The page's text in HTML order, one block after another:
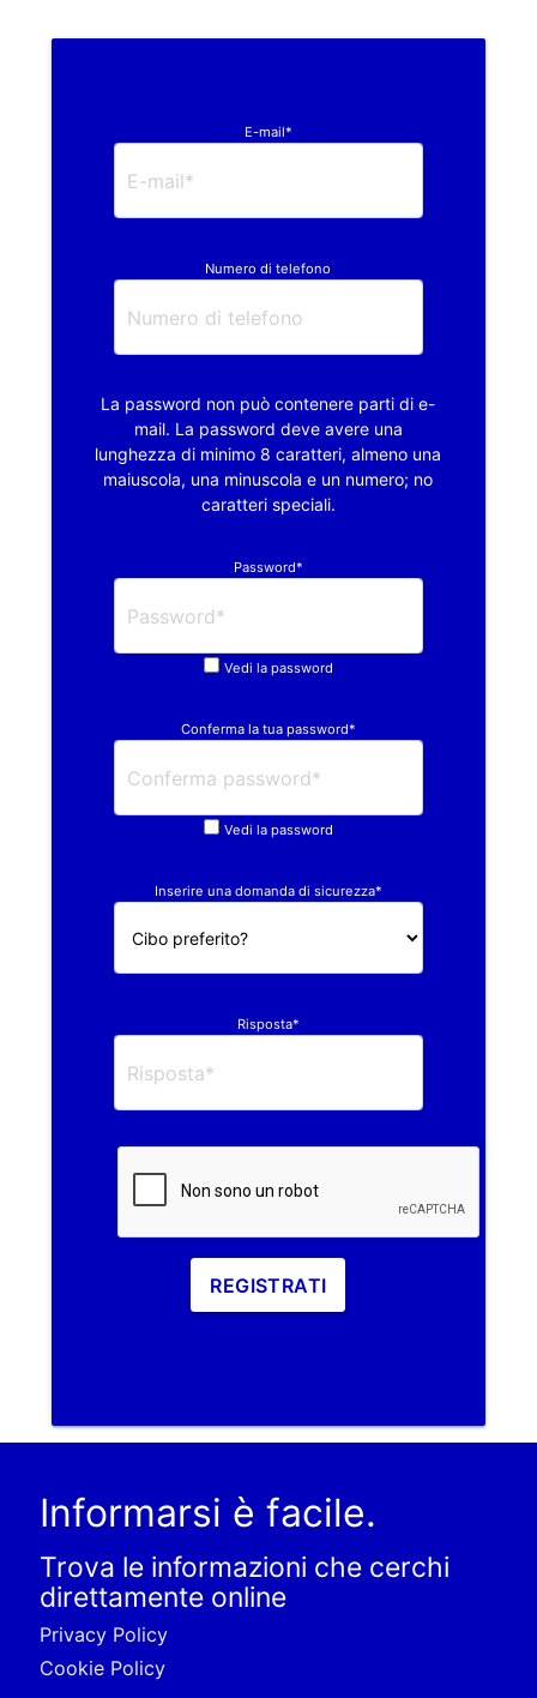
E-mail*
Numero di telefono
La password non può contenere parti di e-
mail. La password deve avere una
lunghezza di minimo 8 caratteri, almeno una
maiuscola, una minuscola e un numero; no
caratteri speciali.
Password*
Vedi la password
Conferma la tua password*
Vedi la password
Inserire una domanda di sicurezza*
Risposta*
REGISTRATI
Informarsi è facile.
Trova le informazioni che cerchi
direttamente online
Privacy Policy
Cookie Policy